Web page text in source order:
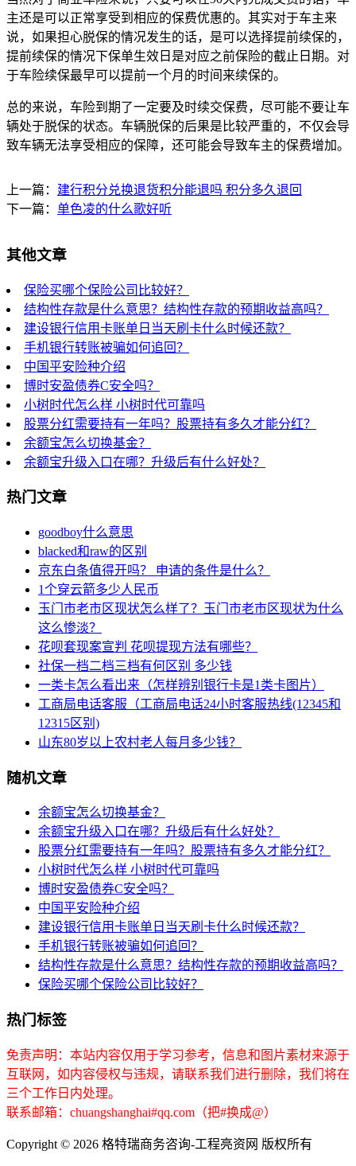
主还是可以正常享受到相应的保费优惠的。其实对于车主来
说，如果担心脱保的情况发生的话，是可以选择提前续保的，
提前续保的情况下保单生效日是对应之前保险的截止日期。对
于车险续保最早可以提前一个月的时间来续保的。
总的来说，车险到期了一定要及时续交保费，尽可能不要让车
辆处于脱保的状态。车辆脱保的后果是比较严重的，不仅会导
致车辆无法享受相应的保障，还可能会导致车主的保费增加。
上一篇： 建行积分兑换退货积分能退吗 积分多久退回
下一篇： 单色凌的什么歌好听
其他文章
保险买哪个保险公司比较好？
结构性存款是什么意思？结构性存款的预期收益高吗？
建设银行信用卡账单日当天刷卡什么时候还款？
手机银行转账被骗如何追回？
中国平安险种介绍
博时安盈债券C安全吗？
小树时代怎么样 小树时代可靠吗
股票分红需要持有一年吗？股票持有多久才能分红？
余额宝怎么切换基金？
余额宝升级入口在哪？升级后有什么好处？
热门文章
goodboy什么意思
blacked和raw的区别
京东白条值得开吗？ 申请的条件是什么？
1个穿云箭多少人民币
玉门市老市区现状怎么样了？玉门市老市区现状为什么
这么惨淡？
花呗套现案宣判 花呗提现方法有哪些？
社保一档二档三档有何区别 多少钱
一类卡怎么看出来（怎样辨别银行卡是1类卡图片）
工商局电话客服（工商局电话24小时客服热线(12345和
12315区别)
山东80岁以上农村老人每月多少钱？
随机文章
余额宝怎么切换基金？
余额宝升级入口在哪？升级后有什么好处？
股票分红需要持有一年吗？股票持有多久才能分红？
小树时代怎么样 小树时代可靠吗
博时安盈债券C安全吗？
中国平安险种介绍
建设银行信用卡账单日当天刷卡什么时候还款？
手机银行转账被骗如何追回？
结构性存款是什么意思？结构性存款的预期收益高吗？
保险买哪个保险公司比较好？
热门标签
免责声明：本站内容仅用于学习参考，信息和图片素材来源于
互联网，如内容侵权与违规，请联系我们进行删除，我们将在
三个工作日内处理。
联系邮箱：chuangshanghai#qq.com（把#换成@）
Copyright © 2026 格特瑞商务咨询-工程亮资网 版权所有